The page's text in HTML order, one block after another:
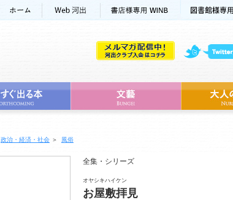
政治・経済・社会 ＞
風俗
全集・シリーズ
オヤシキハイケン
お屋敷拝見